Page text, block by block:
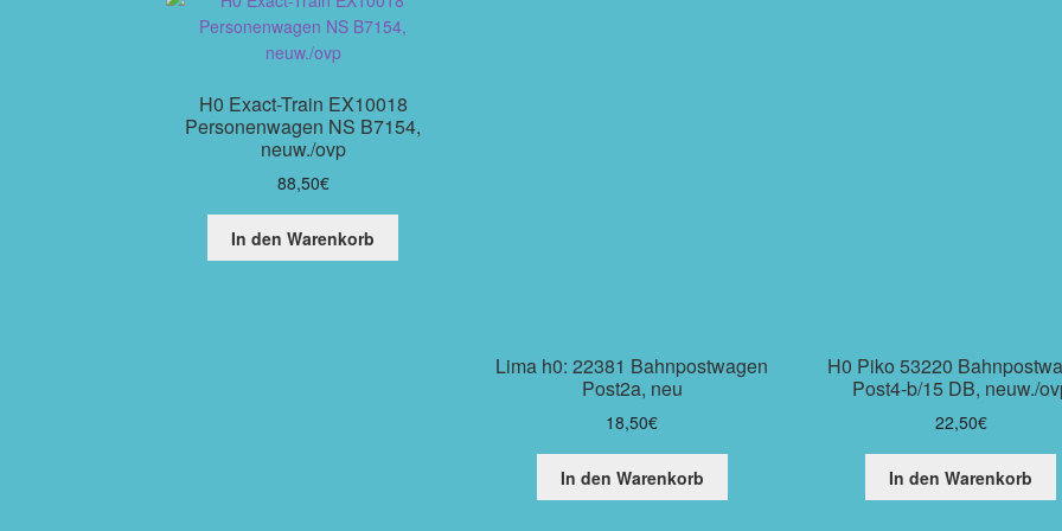
H0 Exact-Train EX10018
Personenwagen NS B7154,
neuw./ovp
88,50€
In den Warenkorb
Lima h0: 22381 Bahnpostwagen
Post2a, neu
18,50€
In den Warenkorb
H0 Piko 53220
Post4-b/15 DB, neuw./
22,50€
In den Warenkorb